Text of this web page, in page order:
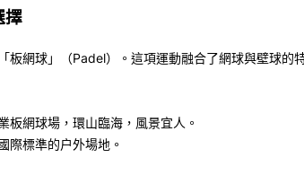
擇
板網球」（Padel）。這項運動融合了網球與壁球的
板網球場，環山臨海，風景宜人。
際標準的户外場地。